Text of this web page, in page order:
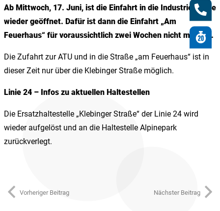
Ab Mittwoch, 17. Juni, ist die Einfahrt in die Industriestraße
wieder geöffnet. Dafür ist dann die Einfahrt „Am
Feuerhaus“ für voraussichtlich zwei Wochen nicht möglich.
Die Zufahrt zur ATU und in die Straße „am Feuerhaus“ ist in
dieser Zeit nur über die Klebinger Straße möglich.
Linie 24 – Infos zu aktuellen Haltestellen
Die Ersatzhaltestelle „Klebinger Straße“ der Linie 24 wird
wieder aufgelöst und an die Haltestelle Alpinepark
zurückverlegt.
Vorheriger Beitrag Nächster Beitrag